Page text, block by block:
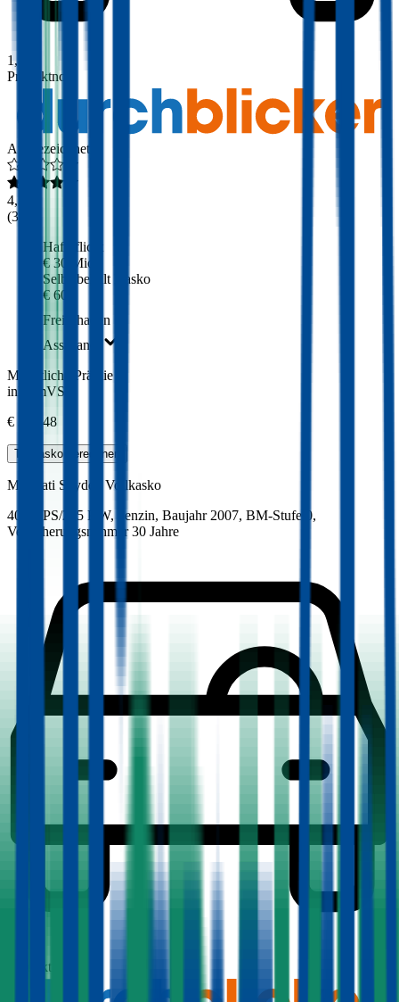
1,8
Produktnote
Ausgezeichnet
4,3
(309
Haftpflicht
€ 30 Mio.
Selbstbehalt Kasko
€ 600
Freischaden
Assistance
Monatliche Prämie
inkl. mVSt.
€ 326,48
Teilkasko berechnen
Maserati Spyder, Vollkasko
400.9 PS/295 KW, benzin, Baujahr 2007, BM-Stufe 0,
Versicherungsnehmer 30 Jahre
Produktnote